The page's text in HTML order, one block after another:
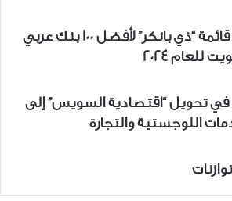
“الوطني” يتصدر قائمة “ذي بانكر” لأفضل 100 بنك عربي
2024
تحويل “اقتصادية السويس” إلى
اللوجستية والتجارة